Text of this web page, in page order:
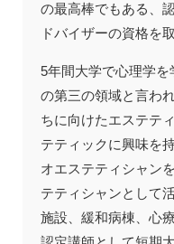
の最高棒でもある、
ドバイザーの資格を
5年間大学で心理学
の第三の領域と言わ
ちに向けたエステテ
テティックに興味を
オエステティシャン
テティシャンとして
施設、緩和病棟、心